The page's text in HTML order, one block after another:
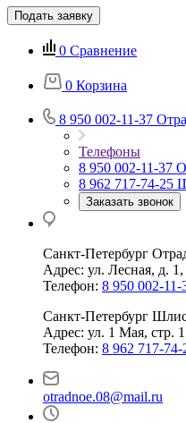
Подать заявку
0 Сравнение
0 Корзина
8 950 002-11-37
Телефоны
8 950 002-11-37
8 962 717-74-25
Заказать звонок
Санкт-Петербург
Адрес: ул. Лесная, д.
Телефон: 8 950 002-11-
Санкт-Петербург
Адрес: ул. 1 Мая, стр.
Телефон: 8 962 717-74-
otradnoe.08@mail.ru